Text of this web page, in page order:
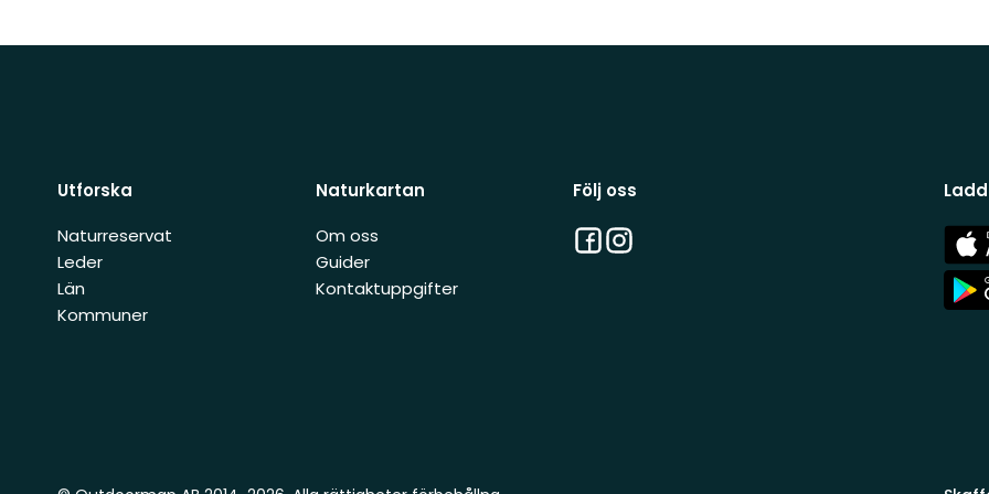
Utforska
Naturreservat
Leder
Län
Kommuner
Naturkartan
Om oss
Guider
Kontaktuppgifter
Följ oss
Facebook
Instagram
App
Store
App
Store